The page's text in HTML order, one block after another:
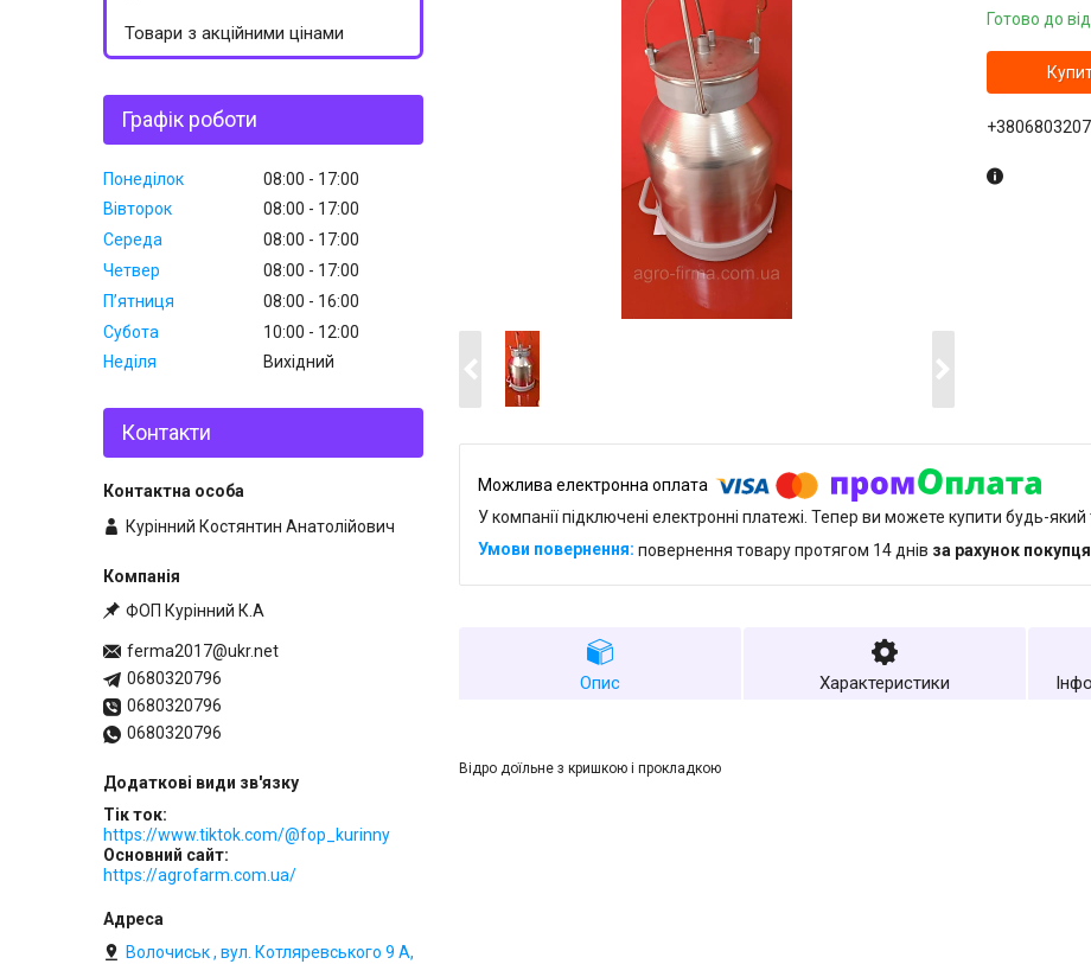
Готово до
У компанії підключені електронні платежі. Тепер ви можете купити будь-
повернення товару протягом 14 днів за рахунок покупця
Опис Характеристики
Відро доїльне з кришкою і прокладкою
Товари з акційними цінами
Графік роботи
Понеділок 08:00
17:00
Вівторок
08:00
17:00
Середа
08:00
17:00
Четвер
08:00
17:00
Пʼятниця
08:00
16:00
Субота
10:00
12:00
Неділя
Вихідний
Контакти
Курінний Костянтин Анатолійович
ФОП Курінний К.А
ferma2017@ukr.net
0680320796
0680320796
0680320796
Тік ток
https://www.tiktok.com/@fop_kurinny
Основний сайт
https://agrofarm.com.ua/
Волочиськ , вул. Котляревського 9 А,